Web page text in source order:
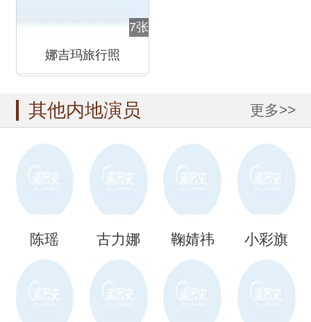
7张
娜吉玛旅行照
其他内地演员 更多>>
陈瑶 古力娜 鞠婧祎 小彩旗